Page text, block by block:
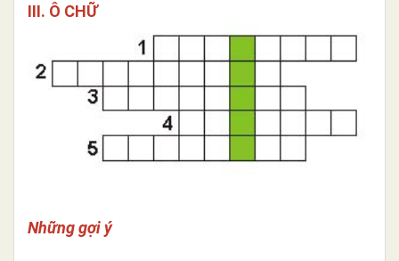
III. Ô CHỮ
Những gợi ý